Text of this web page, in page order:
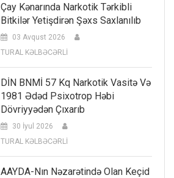
Çay Kənarında Narkotik Tərkibli
Bitkilər Yetişdirən Şəxs Saxlanılıb
03 Avqust 2026
TURAL KƏLBƏCƏRLİ
DİN BNMİ 57 Kq Narkotik Vasitə Və
1981 Ədəd Psixotrop Həbi
Dövriyyədən Çıxarıb
30 İyul 2026
TURAL KƏLBƏCƏRLİ
AAYDA-Nın Nəzarətində Olan Keçid